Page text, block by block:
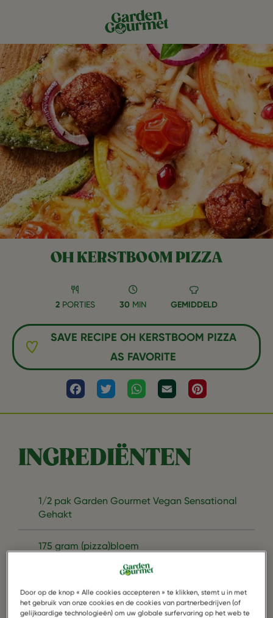
OH KERSTBOOM PIZZA
2 PORTIES 30 MIN GEMIDDELD
SAVE RECIPE OH KERSTBOOM PIZZA
AS FAVORITE
FacebookTwitter WhatsAppEmail
INGREDIËNTEN
1/2 pak Garden Gourmet Vegan Sensational
Gehakt
175 gram (pizza)bloem
Ongeveer 50 tot 100ml warm water
Door op de knop « Alle cookies accepteren » te klikken, stemt u in met
het gebruik van onze cookies en de cookies van partnerbedrijven (of
gelijkaardige technologieën) om uw globale surfervaring op het web te